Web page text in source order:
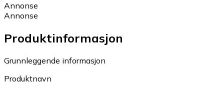
Annonse
Annonse
Produktinformasjon
Grunnleggende informasjon
Produktnavn